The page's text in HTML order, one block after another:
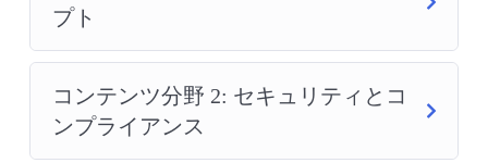
プト
コンテンツ分野 2: セキュリティとコ
ンプライアンス